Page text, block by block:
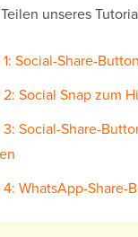
unseres
Social-Share-
Social Snap zum
Social-Share-
WhatsApp-Share-